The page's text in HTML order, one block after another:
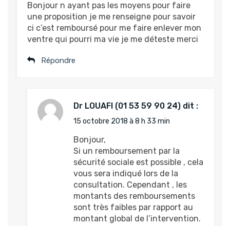
Bonjour n ayant pas les moyens pour faire
une proposition je me renseigne pour savoir
ci c’est remboursé pour me faire enlever mon
ventre qui pourri ma vie je me déteste merci
Répondre
Dr LOUAFI dit :
15 octobre 2018 à 8 h 33 min
Bonjour,
Si un remboursement par la
sécurité sociale est possible , cela
vous sera indiqué lors de la
consultation. Cependant , les
montants des remboursements
sont très faibles par rapport au
montant global de l’intervention.